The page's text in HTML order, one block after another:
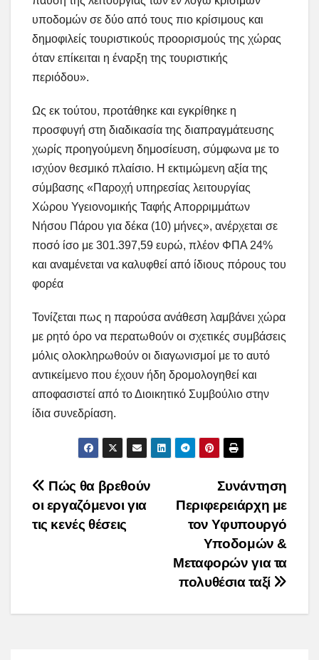
υποδομών σε δύο από τους πιο κρίσιμους και
δημοφιλείς τουριστικούς προορισμούς της χώρας
όταν επίκειται η έναρξη της τουριστικής
περιόδου».
Ως εκ τούτου, προτάθηκε και εγκρίθηκε η
προσφυγή στη διαδικασία της διαπραγμάτευσης
χωρίς προηγούμενη δημοσίευση, σύμφωνα με το
ισχύον θεσμικό πλαίσιο. Η εκτιμώμενη αξία της
σύμβασης «Παροχή υπηρεσίας λειτουργίας
Χώρου Υγειονομικής Ταφής Απορριμμάτων
Νήσου Πάρου για δέκα (10) μήνες», ανέρχεται σε
ποσό ίσο με 301.397,59 ευρώ, πλέον ΦΠΑ 24%
και αναμένεται να καλυφθεί από ίδιους πόρους του
φορέα
Τονίζεται πως η παρούσα ανάθεση λαμβάνει χώρα
με ρητό όρο να περατωθούν οι σχετικές συμβάσεις
μόλις ολοκληρωθούν οι διαγωνισμοί με το αυτό
αντικείμενο που έχουν ήδη δρομολογηθεί και
αποφασιστεί από το Διοικητικό Συμβούλιο στην
ίδια συνεδρίαση.
Post
navigation
Συνάντηση
Περιφερειάρχη με
τον Υφυπουργό
Υποδομών &
Μεταφορών για τα
πολυθέσια ταξί
Πώς θα βρεθούν
οι εργαζόμενοι για
τις κενές θέσεις